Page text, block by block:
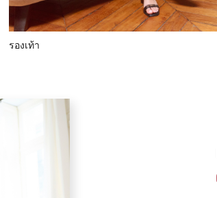
รองเท้า